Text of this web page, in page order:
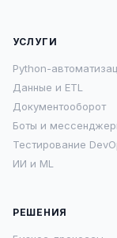
УСЛУГИ
Python-
Данные и ETL
Документооборот
Боты и
Тестирование
ИИ и ML
РЕШЕНИЯ